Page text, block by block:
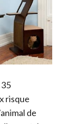
risque
de